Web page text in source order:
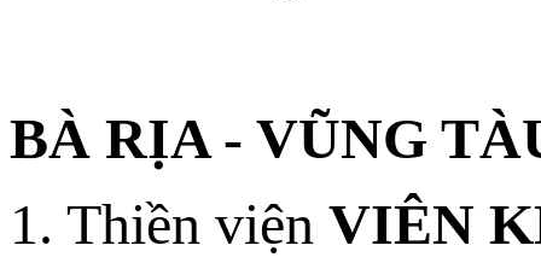
BÀ RỊA - VŨNG
1. Thiền viện VIÊN